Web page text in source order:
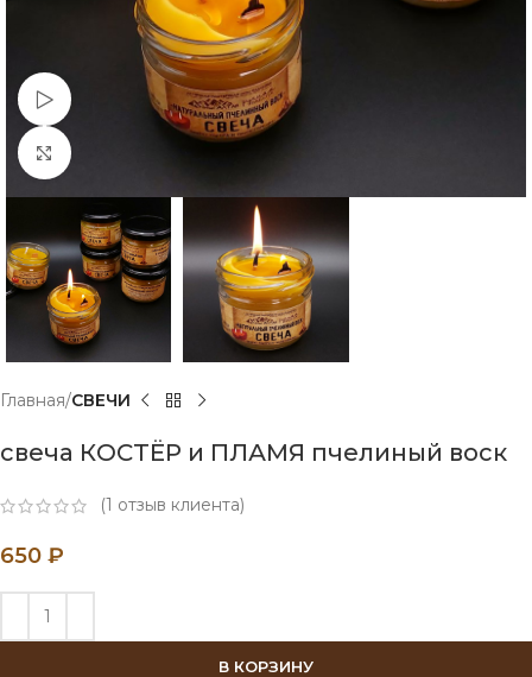
Смотреть видео
Нажмите, чтобы увеличить
Главная СВЕЧИ
свеча КОСТЁР и ПЛАМЯ пчелиный воск
(1 отзыв клиента)
650 ₽
В КОРЗИНУ